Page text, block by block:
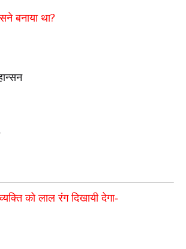
बनाया था?
को लाल रंग दिखायी देगा-